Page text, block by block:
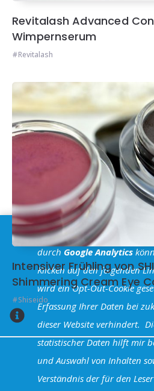
Revitalash Advanced
Wimpernserum
Revitalash
Intensiver Frühling von
Shimmering Cream Eye
Shiseido
Halva Theme - Powered
Im Sinne derDSGVO
durch Google Analytics
Klicken auf den folgenden
wird ein Opt-Out-Cookie
Erfassung Ihrer Daten bei
dieser Website verhindert.
statistischer Daten hilft mir
und Auswahl von Inhalten
Verständnis der für den